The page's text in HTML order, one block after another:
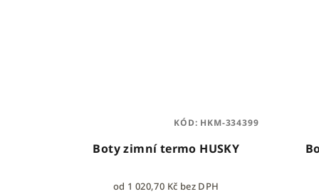
Boty zimní termo HUSKY
od 1 020,70 Kč bez DPH
KÓD: HKM-334399